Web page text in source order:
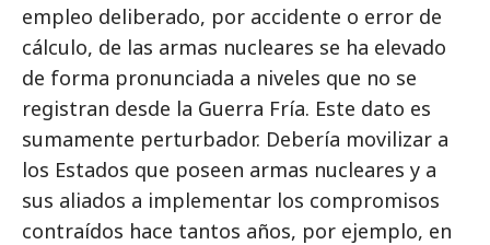
empleo deliberado, por accidente o error de
cálculo, de las armas nucleares se ha elevado
de forma pronunciada a niveles que no se
registran desde la Guerra Fría. Este dato es
sumamente perturbador. Debería movilizar a
los Estados que poseen armas nucleares y a
sus aliados a implementar los compromisos
contraídos hace tantos años, por ejemplo, en